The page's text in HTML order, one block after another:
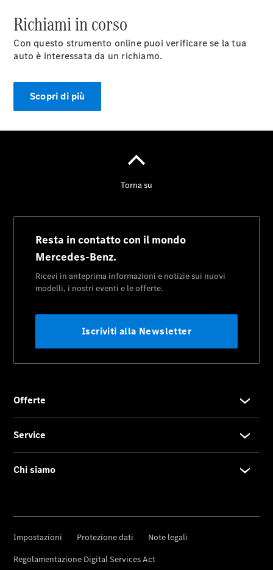
Richiami in corso
Con questo strumento online puoi verificare se la tua
auto è interessata da un richiamo.
Scopri di più